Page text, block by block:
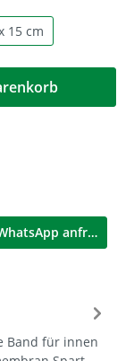
15 cm
anfragеn
Band für innen